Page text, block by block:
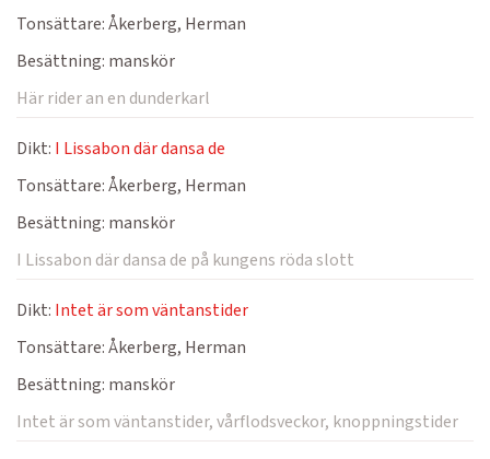
Tonsättare:Åkerberg, Herman
Besättning: manskör
Här rider an en dunderkarl
Dikt: I Lissabon där dansa de
Tonsättare:Åkerberg, Herman
Besättning: manskör
I Lissabon där dansa de på kungens röda slott
Dikt: Intet är som väntanstider
Tonsättare:Åkerberg, Herman
Besättning: manskör
Intet är som väntanstider, vårflodsveckor, knoppningstider